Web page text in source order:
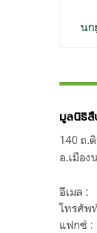
เรื่นก
มูลนิธิสื
140 ถ.
อ.เมือ
อีเมล :
โทรศัพ
แฟกซ์ :